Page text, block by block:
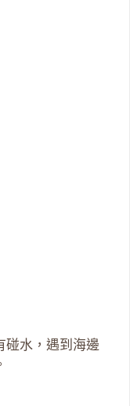
碰水，遇到海邊